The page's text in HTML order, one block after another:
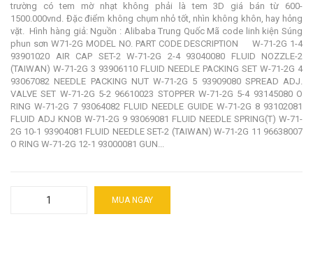
trường có tem mờ nhạt không phải là tem 3D giá bán từ 600-
1500.000vnd. Đặc điểm không chụm nhỏ tốt, nhìn không khôn, hay hỏng
vặt. Hình hàng giả: Nguồn : Alibaba Trung Quốc Mã code linh kiện Súng
phun sơn W71-2G MODEL NO. PART CODE DESCRIPTION W-71-2G 1-4
93901020 AIR CAP SET-2 W-71-2G 2-4 93040080 FLUID NOZZLE-2
(TAIWAN) W-71-2G 3 93906110 FLUID NEEDLE PACKING SET W-71-2G 4
93067082 NEEDLE PACKING NUT W-71-2G 5 93909080 SPREAD ADJ.
VALVE SET W-71-2G 5-2 96610023 STOPPER W-71-2G 5-4 93145080 O
RING W-71-2G 7 93064082 FLUID NEEDLE GUIDE W-71-2G 8 93102081
FLUID ADJ KNOB W-71-2G 9 93069081 FLUID NEEDLE SPRING(T) W-71-
2G 10-1 93904081 FLUID NEEDLE SET-2 (TAIWAN) W-71-2G 11 96638007
O RING W-71-2G 12-1 93000081 GUN...
MUA NGAY